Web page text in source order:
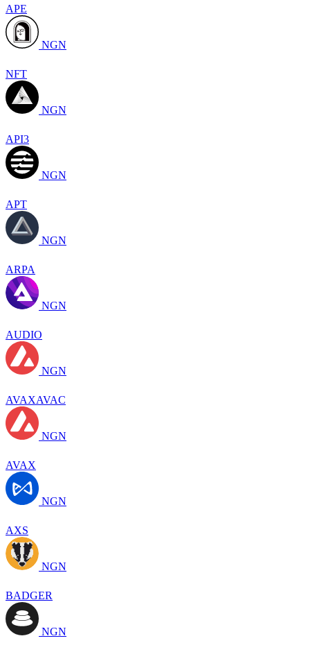
APE
NGN
NFT
NGN
API3
NGN
APT
NGN
ARPA
NGN
AUDIO
NGN
AVAXAVAC
NGN
AVAX
NGN
AXS
NGN
BADGER
NGN